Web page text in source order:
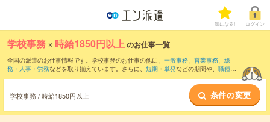
気になる! ログイン
学校事務 × 時給1850円以上のお仕事一覧
全国の派遣のお仕事情報です。学校事務のお仕事の他に、 一般事務、 営業事務、 総
務・人事・労務などを取り揃えています。さらに、 短期 ・ 単発などの期間や、 職種未
学校事務 / 時給1850円以上 条件の変更